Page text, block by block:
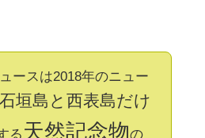
ュースは2018年のニュー
石垣島と西表島だけ
る 天然記念物の